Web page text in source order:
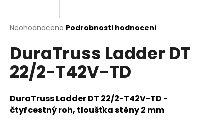
Průměrné
produktu
je
0,0
z
hvězdiček.
Neohodnoceno Podrobnosti hodnocení
DuraTruss Ladder DT
22/2-T42V-TD
DuraTruss Ladder DT 22/2-T42V-TD -
čtyřcestný roh, tloušťka stěny 2 mm
j
t
?
HLEDAT